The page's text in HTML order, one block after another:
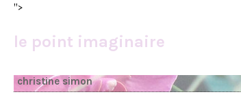
">
le point imaginaire
christine simon